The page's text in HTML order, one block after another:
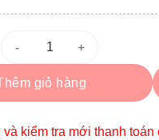
giỏ hàng
và kiểm tra mới thanh toán